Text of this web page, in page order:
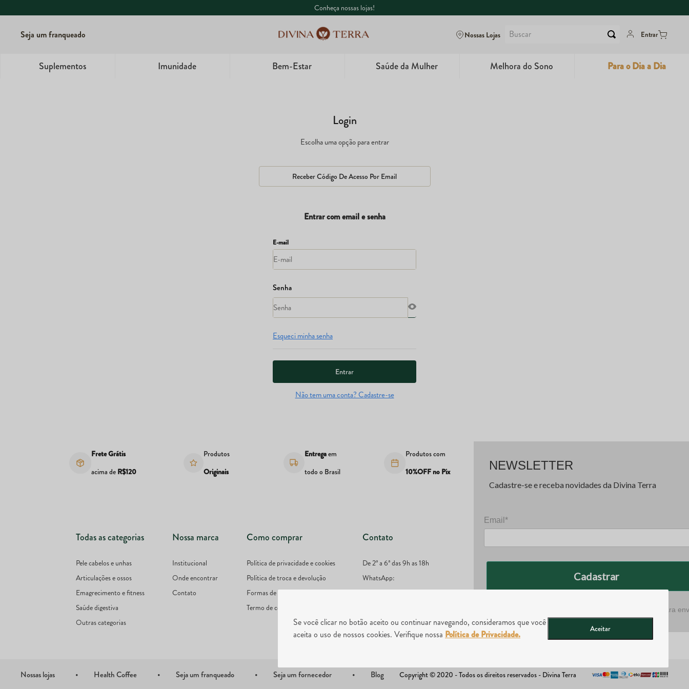
Conheça nossas lojas!
Seja um franqueado Nossas Lojas
Buscar
Entrar
Se você clicar no botão aceito ou continuar navegando, consideramos que você
aceita o uso de nossos cookies. Verifique nossa Política de Privacidade.
Aceitar
Suplementos Imunidade Bem-Estar Saúde da Mulher Melhora do Sono Para o Dia a Dia
Receber Código De Acesso Por Email
Entrar com email e senha
Esqueci minha senha
Entrar
Não tem uma conta? Cadastre-se
Frete Grátis
acima de R$120
Produtos
Originais
Entregaem
todo o Brasil
Produtos com
10%OFF no Pix
Todas as categorias
Pele cabelos e unhas
Articulações e ossos
Emagrecimento e fitness
Saúde digestiva
Outras categorias
Nossa marca
Institucional
Onde encontrar
Contato
Como comprar
Política de privacidade e cookies
Política de troca e devolução
Formas de pagamento
Termo de consentimento
Contato
De 2ª a 6ª das 9h as 18h
WhatsApp:
51 9777-4987
NEWSLETTER
Cadastre-se e receba novidades da Divina Terra
Email*
Cadastrar
Prometemos não utilizar suas informações de contato para
qualquer tipo de SPAM.
Nossas lojas Health Coffee Seja um franqueado Seja um fornecedor Blog Copyright © 2020 - Todos os direitos reservados - Divina Terra
3 º Ômega
5º Magnésio